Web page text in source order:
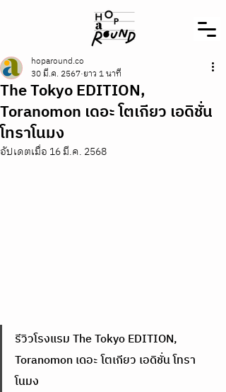
The Tokyo EDITION,
Toranomon เดอะ โตเกียว เอดิชั่น
โทราโนมง
hoparound.co
30 มี.ค. 2567 ยาว 1 นาที
อัปเดตเมื่อ 16 มี.ค. 2568
รีวิวโรงแรม The Tokyo EDITION,
Toranomon เดอะ โตเกียว เอดิชั่น โทรา
โนมง